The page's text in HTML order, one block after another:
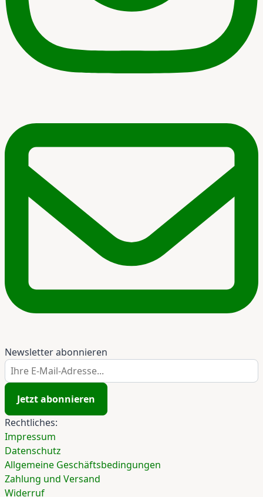
Newsletter abonnieren
Ihre E-Mail-Adresse...
Jetzt abonnieren
Rechtliches:
Impressum
Datenschutz
Allgemeine Geschäftsbedingungen
Zahlung und Versand
Widerruf